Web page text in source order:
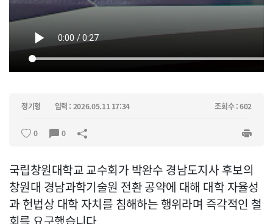
정기형 입력 : 2026.05.11 17:34 조회수 : 602
0 0
국립창원대학교 교수회가 박완수 경남도지사 후보의
창원대 경남과학기술원 전환 공약에 대해 대학 자율성
과 헌법상 대학 자치를 침해하는 행위라며 즉각적인 철